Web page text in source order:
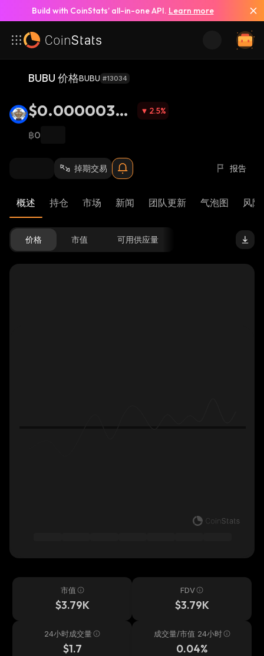
Build with CoinStats’ all-in-one API. Learn more
BUBU 价格BUBU #13034
$0.00000378
6
2.5%
฿0
掉期交易 报告
概述 持仓 市场 新闻 团队更新 气泡图 风险
价格 市值 可用供应量
市值
$3.79K
FDV
$3.79K
24小时成交量
$1.7
成交量/市值 24小时
0.04%